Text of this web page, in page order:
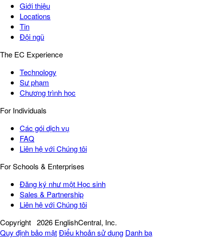
Giới thiệu
Locations
Tin
Đội ngũ
The EC Experience
Technology
Sư phạm
Chương trình học
For Individuals
Các gói dịch vụ
FAQ
Liên hệ với Chúng tôi
For Schools & Enterprises
Đăng ký như một Học sinh
Sales & Partnership
Liên hệ với Chúng tôi
Copyright 2026 EnglishCentral, Inc.
Quy định bảo mậtĐiểu khoản sử dụng Danh bạ